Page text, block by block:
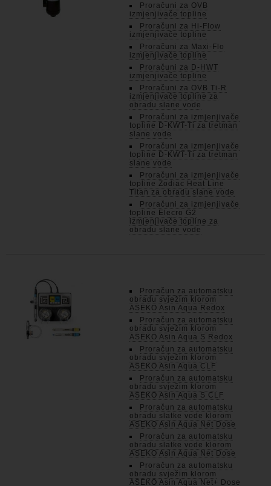
Proračuni za OVB
izmjenjivače topline
Proračuni za Hi-Flow
izmjenjivače topline
Proračuni za Maxi-Flo
izmjenjivače topline
Proračuni za D-HWT
izmjenjivače topline
Proračuni za OVB Ti-R
izmjenjivače topline za
obradu slane vode
Proračuni za izmjenjivače
topline D-KWT-Ti za tretman
slane vode
Proračuni za izmjenjivače
topline D-KWT-Ti za tretman
slane vode
Proračuni za izmjenjivače
topline Zodiac Heat Line
Titan za obradu slane vode
Proračuni za izmjenjivače
topline Elecro G2
izmjenjivače topline za
obradu slane vode
Proračun za automatsku
obradu svježim klorom
ASEKO Asin Aqua Redox
Proračun za automatsku
obradu svježim klorom
ASEKO Asin Aqua S Redox
Proračun za automatsku
obradu svježim klorom
ASEKO Asin Aqua CLF
Proračun za automatsku
obradu svježim klorom
ASEKO Asin Aqua S CLF
Proračun za automatsku
obradu slatke vode klorom
ASEKO Asin Aqua Net Dose
Proračun za automatsku
obradu slatke vode klorom
ASEKO Asin Aqua Net Dose
Proračun za automatsku
obradu svježim klorom
ASEKO Asin Aqua Net+ Dose